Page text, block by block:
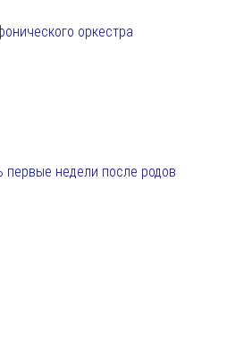
оркестра
первые недели после родов